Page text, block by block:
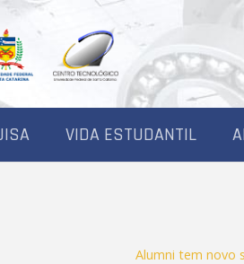
VIDA ESTUDANTIL
Alumni tem novo